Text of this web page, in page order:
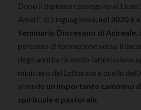
Dopo il diploma conseguito al Liceo
Amari” di Linguaglossa, nel 2020 è
Seminario Diocesano di Acireale
percorso di formazione verso il
degli anni ha ricevuto l’ammissione
ministero del Lettorato e quello
vivendo un importante cammino
spirituale e pastorale.